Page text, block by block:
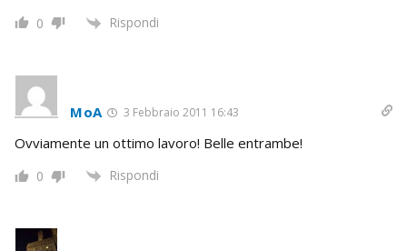
0 Rispondi
MoA 3 Febbraio 2011 16:43
Ovviamente un ottimo lavoro! Belle entrambe!
0 Rispondi